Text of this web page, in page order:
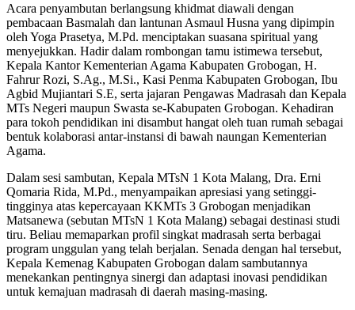
Acara penyambutan berlangsung khidmat diawali dengan
pembacaan Basmalah dan lantunan Asmaul Husna yang dipimpin
oleh Yoga Prasetya, M.Pd. menciptakan suasana spiritual yang
menyejukkan. Hadir dalam rombongan tamu istimewa tersebut,
Kepala Kantor Kementerian Agama Kabupaten Grobogan, H.
Fahrur Rozi, S.Ag., M.Si., Kasi Penma Kabupaten Grobogan, Ibu
Agbid Mujiantari S.E, serta jajaran Pengawas Madrasah dan Kepala
MTs Negeri maupun Swasta se-Kabupaten Grobogan. Kehadiran
para tokoh pendidikan ini disambut hangat oleh tuan rumah sebagai
bentuk kolaborasi antar-instansi di bawah naungan Kementerian
Agama.
Dalam sesi sambutan, Kepala MTsN 1 Kota Malang, Dra. Erni
Qomaria Rida, M.Pd., menyampaikan apresiasi yang setinggi-
tingginya atas kepercayaan KKMTs 3 Grobogan menjadikan
Matsanewa (sebutan MTsN 1 Kota Malang) sebagai destinasi studi
tiru. Beliau memaparkan profil singkat madrasah serta berbagai
program unggulan yang telah berjalan. Senada dengan hal tersebut,
Kepala Kemenag Kabupaten Grobogan dalam sambutannya
menekankan pentingnya sinergi dan adaptasi inovasi pendidikan
untuk kemajuan madrasah di daerah masing-masing.